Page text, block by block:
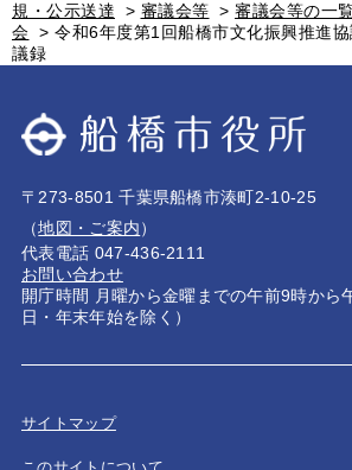
規・公示送達
> 審議会等 > 審議会等の一
会 > 令和6年度第1回船橋市文化振興推進
議録
〒273-8501 千葉県船橋市湊町2-10-25
（地図・ご案内）
代表電話 047-436-2111
お問い合わせ
開庁時間 月曜から金曜までの午前9時から
日・年末年始を除く）
サイトマップ